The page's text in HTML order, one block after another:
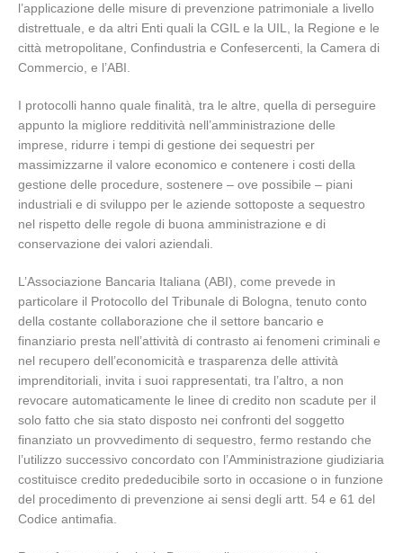
l’applicazione delle misure di prevenzione patrimoniale a livello
distrettuale, e da altri Enti quali la CGIL e la UIL, la Regione e le
città metropolitane, Confindustria e Confesercenti, la Camera di
Commercio, e l’ABI.
I protocolli hanno quale finalità, tra le altre, quella di perseguire
appunto la migliore redditività nell’amministrazione delle
imprese, ridurre i tempi di gestione dei sequestri per
massimizzarne il valore economico e contenere i costi della
gestione delle procedure, sostenere – ove possibile – piani
industriali e di sviluppo per le aziende sottoposte a sequestro
nel rispetto delle regole di buona amministrazione e di
conservazione dei valori aziendali.
L’Associazione Bancaria Italiana (ABI), come prevede in
particolare il Protocollo del Tribunale di Bologna, tenuto conto
della costante collaborazione che il settore bancario e
finanziario presta nell’attività di contrasto ai fenomeni criminali e
nel recupero dell’economicità e trasparenza delle attività
imprenditoriali, invita i suoi rappresentati, tra l’altro, a non
revocare automaticamente le linee di credito non scadute per il
solo fatto che sia stato disposto nei confronti del soggetto
finanziato un provvedimento di sequestro, fermo restando che
l’utilizzo successivo concordato con l’Amministrazione giudiziaria
costituisce credito prededucibile sorto in occasione o in funzione
del procedimento di prevenzione ai sensi degli artt. 54 e 61 del
Codice antimafia.